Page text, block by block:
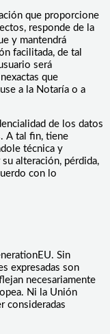
que proporcione
responde de la
y mantendrá
facilitada, de tal
será
que
a la Notaría o a
de los datos
A tal fin, tiene
técnica y
alteración, pérdida,
con lo
Sin
expresadas son
necesariamente
Ni la Unión
consideradas